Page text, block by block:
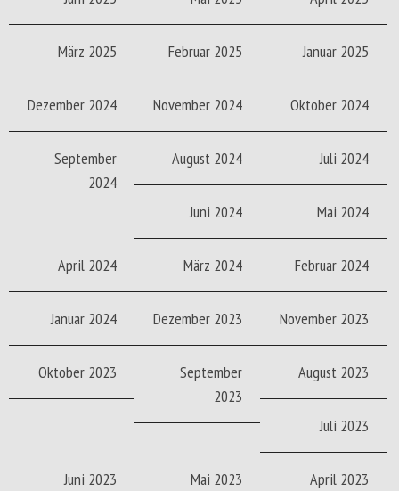
März 2025 Februar 2025 Januar 2025
Dezember 2024 November 2024 Oktober 2024
September
2024
August 2024 Juli 2024
Juni 2024 Mai 2024
April 2024 März 2024 Februar 2024
Januar 2024 Dezember 2023 November 2023
Oktober 2023
September
2023
August 2023
Juli 2023
Juni 2023 Mai 2023 April 2023